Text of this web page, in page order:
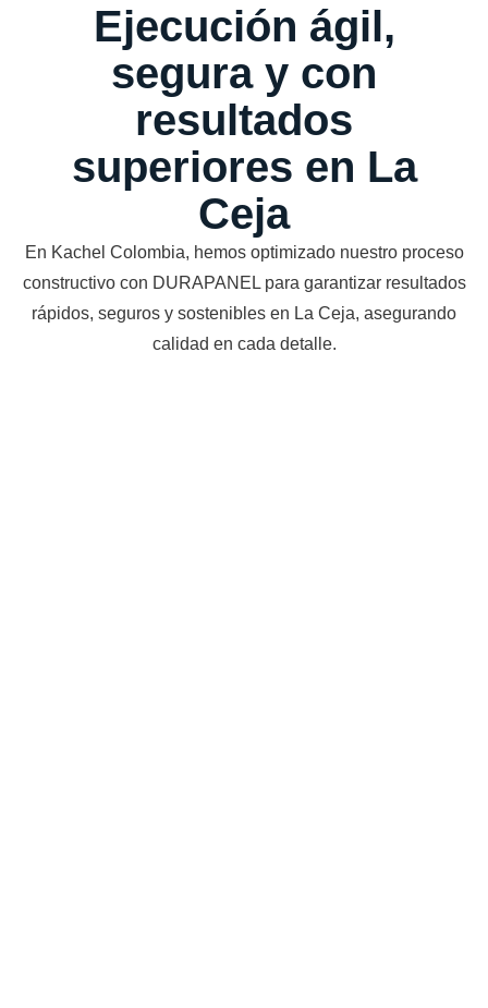
Ejecución ágil,
segura y con
resultados
superiores en La
Ceja
En Kachel Colombia, hemos optimizado nuestro proceso
constructivo con DURAPANEL para garantizar resultados
rápidos, seguros y sostenibles en La Ceja, asegurando
calidad en cada detalle.